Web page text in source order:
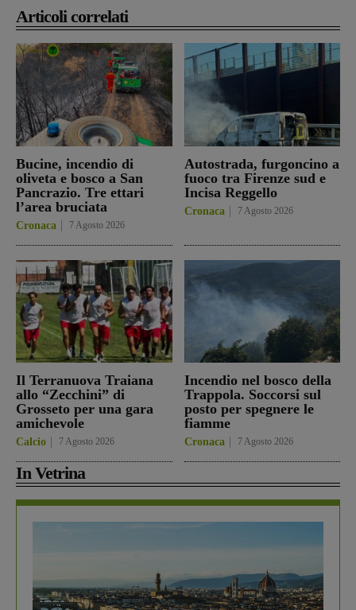
Articoli correlati
Bucine, incendio di
oliveta e bosco a San
Pancrazio. Tre ettari
l’area bruciata
Cronaca 7 Agosto 2026
Autostrada, furgoncino a
fuoco tra Firenze sud e
Incisa Reggello
Cronaca 7 Agosto 2026
Il Terranuova Traiana
allo “Zecchini” di
Grosseto per una gara
amichevole
Calcio 7 Agosto 2026
Incendio nel bosco della
Trappola. Soccorsi sul
posto per spegnere le
fiamme
Cronaca 7 Agosto 2026
In Vetrina